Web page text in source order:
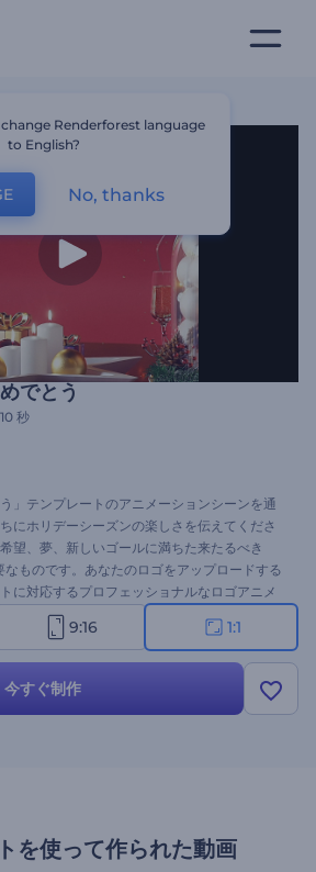
でとう
10 秒
」テンプレートのアニメーションシーンを通
にホリデーシーズンの楽しさを伝えてくださ
望、夢、新しいゴールに満ちた来たるべき
ものです。あなたのロゴをアップロードする
に対応するプロフェッショナルなロゴアニメ
の招待状やプレゼンテーションのオープニン
、グリーティング動画など、様々な用途にご
9:16 1:1
今すぐ制作
を使って作られた動画
Renderforest language
to English?
No, thanks